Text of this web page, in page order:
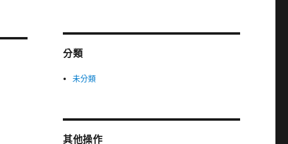
分類
未分類
其他操作